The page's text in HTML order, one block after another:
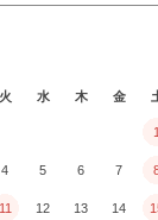
火 水 木 金
1
4 5 6 7
11 12 13 14